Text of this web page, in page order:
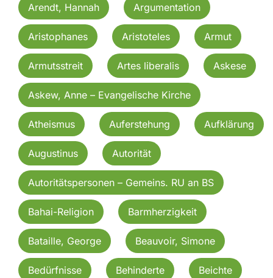
Arendt, Hannah Argumentation
Aristophanes Aristoteles Armut
Armutsstreit Artes liberalis Askese
Askew, Anne – Evangelische Kirche
Atheismus Auferstehung Aufklärung
Augustinus Autorität
Autoritätspersonen – Gemeins. RU an BS
Bahai-Religion Barmherzigkeit
Bataille, George Beauvoir, Simone
Bedürfnisse Behinderte Beichte